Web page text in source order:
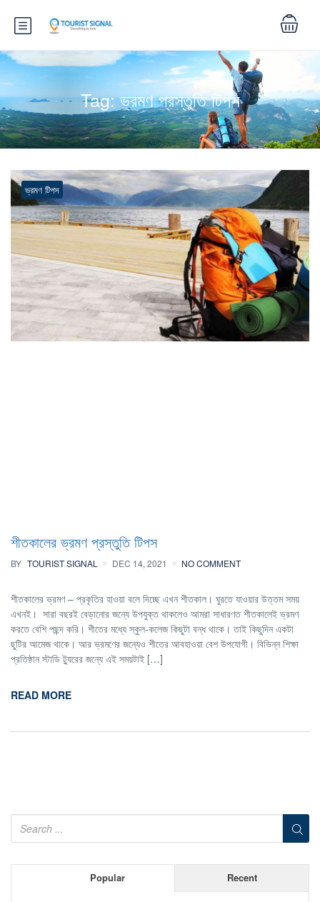
Tag:ভ্রমণ প্রস্তুতি টিপস
ভ্রমণ টিপস
শীতকালের ভ্রমণ প্রস্তুতি টিপস
BY TOURIST SIGNAL DEC 14, 2021 NO COMMENT
শীতকালের ভ্রমণ – প্রকৃতির হাওয়া বলে দিচ্ছে এখন শীতকাল। ঘুরতে যাওয়ার উত্তম সময়
এখনই। সারা বছরই বেড়ানোর জন্যে উপযুক্ত থাকলেও আমরা সাধারণত শীতকালেই ভ্রমণ
করতে বেশি পছন্দ করি। শীতের মধ্যে স্কুল-কলেজ কিছুটা বন্ধ থাকে। তাই কিছুদিন একটা
ছুটির আমেজ থাকে। আর ভ্রমণের জন্যেও শীতের আবহাওয়া বেশ উপযোগী। বিভিন্ন শিক্ষা
প্রতিষ্ঠান স্টাডি ট্যুরের জন্যে এই সময়টাই […]
READ MORE
Popular Recent